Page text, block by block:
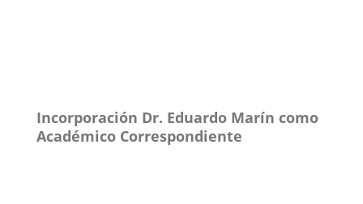
Incorporación Dr. Eduardo Marín como
Académico Correspondiente